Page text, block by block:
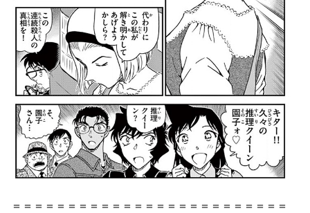
＝＝＝＝＝＝＝＝＝＝＝＝＝＝＝＝＝＝＝＝＝＝＝＝＝